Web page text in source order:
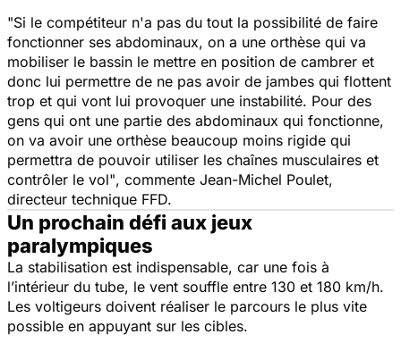
"Si le compétiteur n'a pas du tout la possibilité de faire
fonctionner ses abdominaux, on a une orthèse qui va
mobiliser le bassin le mettre en position de cambrer et
donc lui permettre de ne pas avoir de jambes qui flottent
trop et qui vont lui provoquer une instabilité. Pour des
gens qui ont une partie des abdominaux qui fonctionne,
on va avoir une orthèse beaucoup moins rigide qui
permettra de pouvoir utiliser les chaînes musculaires et
contrôler le vol", commente Jean-Michel Poulet,
directeur technique FFD.
Un prochain défi aux jeux
paralympiques
La stabilisation est indispensable, car une fois à
l’intérieur du tube, le vent souffle entre 130 et 180 km/h.
Les voltigeurs doivent réaliser le parcours le plus vite
possible en appuyant sur les cibles.